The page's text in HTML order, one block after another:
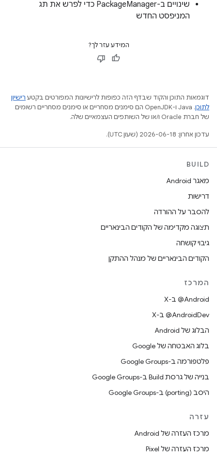
שינויים ב-PackageManager כדי לפרש את תג
המניפסט החדש
המידע עזר לך?
דוגמאות התוכן והקוד שבדף הזה כפופות לרישיונות המפורטים בקטע רישיון
לתוכן
.‏ Java ו-OpenJDK הם סימנים מסחריים או סימנים מסחריים רשומים
של חברת Oracle ו/או של השותפים העצמאיים שלה.
עדכון אחרון: 2026-06-18 (שעון UTC).
BUILD
מאגר Android
דרישות
להסבר על ההורדה
תצוגה מקדימה של הקודים הבינאריים
גיבוי קושחה
הקודים הבינאריים של מנהל ההתקן
המרכז
‫‎@Android ב-X
‫‎@AndroidDev ב-X
הבלוג של Android
בלוג האבטחה של Google
פלטפורמה ב-Google Groups
בנייה של גרסת Build ב-Google Groups
היסב (porting) ב-Google Groups
עזרה
מרכז העזרה של Android
מרכז העזרה של Pixel